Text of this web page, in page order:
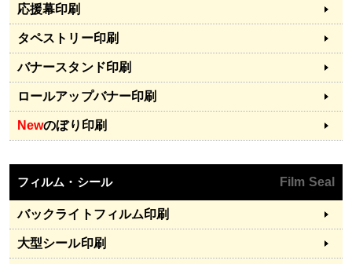
応援幕印刷
タペストリー印刷
バナースタンド印刷
ロールアップバナー印刷
Newのぼり印刷
フィルム・シール Film Seal
バックライトフィルム印刷
大型シール印刷